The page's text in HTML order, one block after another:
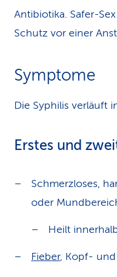
Antibiotika. Safer-
Schutz vor einer
Symptome
Die Syphilis verläuft
Erstes und
Schmerzloses,
oder
Heilt
Fieber, Kopf- und